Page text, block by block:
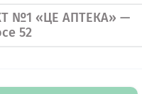
№1 «ЦЕ АПТЕКА» —
52